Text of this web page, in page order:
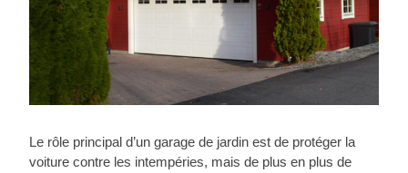
Le rôle principal d’un garage de jardin est de protéger la
voiture contre les intempéries, mais de plus en plus de